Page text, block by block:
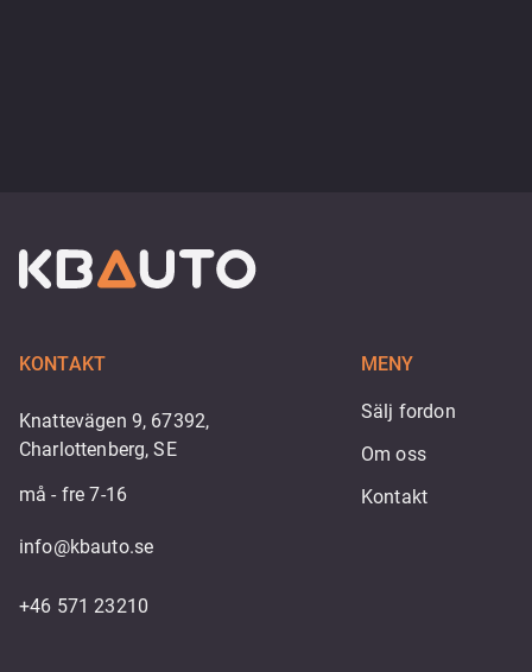
KONTAKT
Knattevägen 9, 67392,
Charlottenberg, SE
må - fre 7-16
info@kbauto.se
+46 571 23210
MENY
Sälj fordon
Om oss
Kontakt